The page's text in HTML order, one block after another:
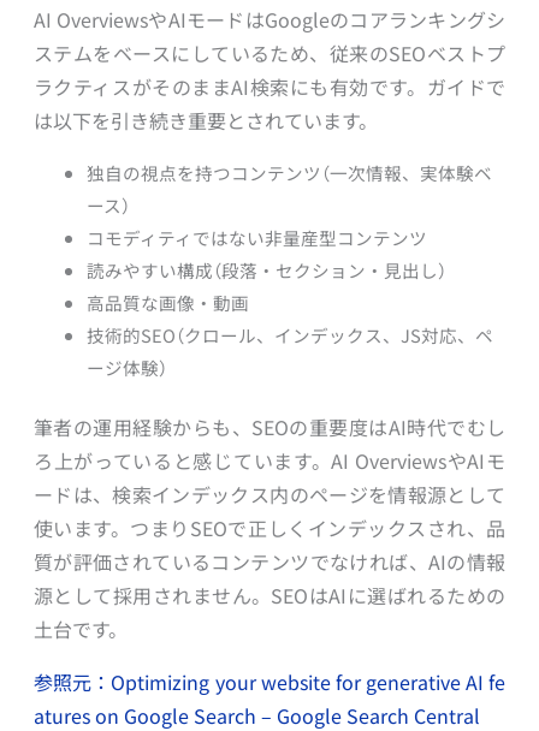
AI OverviewsやAIモードはGoogleのコアランキングシ
ステムをベースにしているため、従来のSEOベストプ
ラクティスがそのままAI検索にも有効です。ガイドで
は以下を引き続き重要とされています。
独自の視点を持つコンテンツ（一次情報、実体験ベ
ース）
コモディティではない非量産型コンテンツ
読みやすい構成（段落・セクション・見出し）
高品質な画像・動画
技術的SEO（クロール、インデックス、JS対応、ペ
ージ体験）
筆者の運用経験からも、SEOの重要度はAI時代でむし
ろ上がっていると感じています。AI OverviewsやAIモ
ードは、検索インデックス内のページを情報源として
使います。つまりSEOで正しくインデックスされ、品
質が評価されているコンテンツでなければ、AIの情報
源として採用されません。SEOはAIに選ばれるための
土台です。
参照元：Optimizing your website for generative AI fe
atures on Google Search – Google Search Central